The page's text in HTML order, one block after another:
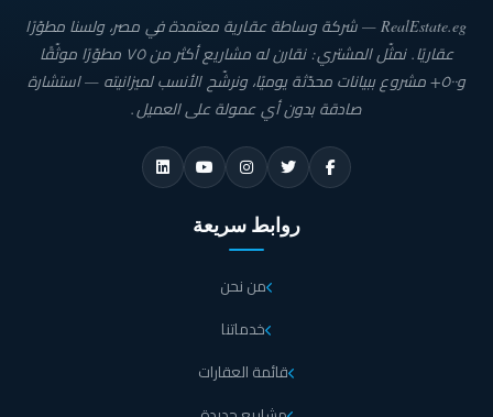
RealEstate.eg — شركة وساطة عقارية معتمدة في مصر، ولسنا مطوّرًا
عقاريًا. نمثّل المشتري: نقارن له مشاريع أكثر من ٧٥ مطوّرًا موثّقًا
و٥٠٠+ مشروع ببيانات محدّثة يوميًا، ونرشّح الأنسب لميزانيته — استشارة
صادقة بدون أي عمولة على العميل.
روابط سريعة
من نحن
خدماتنا
قائمة العقارات